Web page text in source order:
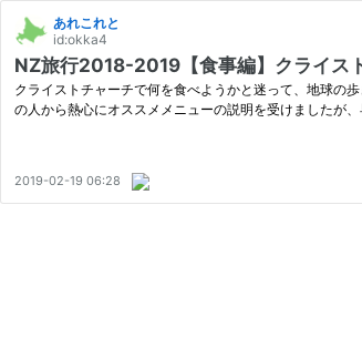
あれこれと
id:okka4
NZ旅行2018-2019【食事編】クライス
クライストチャーチで何を食べようかと迷って、地球の
の人から熱心にオススメメニューの説明を受けましたが
2019-02-19 06:28